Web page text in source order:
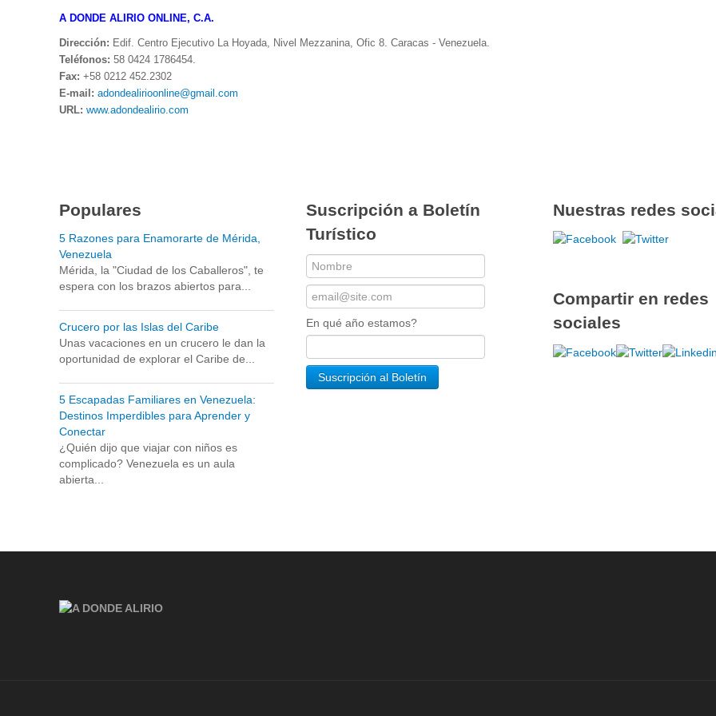
A DONDE ALIRIO ONLINE, C.A.
Dirección: Edif. Centro Ejecutivo La Hoyada, Nivel Mezzanina, Ofic 8. Caracas - Venezuela.
Teléfonos: 58 0424 1786454.
Fax: +58 0212 452.2302
E-mail: adondealirioonline@gmail.com
URL: www.adondealirio.com
Populares
5 Razones para Enamorarte de Mérida,
Venezuela
Mérida, la "Ciudad de los Caballeros", te
espera con los brazos abiertos para...
Crucero por las Islas del Caribe
Unas vacaciones en un crucero le dan la
oportunidad de explorar el Caribe de...
5 Escapadas Familiares en Venezuela:
Destinos Imperdibles para Aprender y
Conectar
¿Quién dijo que viajar con niños es
complicado? Venezuela es un aula
abierta...
Suscripción a Boletín
Turístico
En qué año estamos?
Nuestras redes
Compartir en redes
sociales